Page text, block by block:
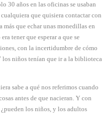
30 años en las oficinas se usaban
que quisiera contactar con
que echar unas monedillas en
tener que esperar a que se
con la incertidumbre de cómo
los niños tenían que ir a la biblioteca
sabe a qué nos referimos cuando
antes de que nacieran. Y con
los niños, y los adultos